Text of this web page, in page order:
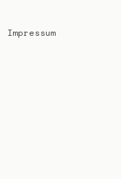
Impressum